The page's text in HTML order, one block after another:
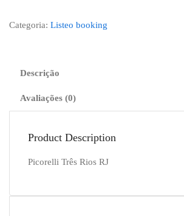
Categoria: Listeo booking
Descrição
Avaliações (0)
Product Description
Picorelli Três Rios RJ